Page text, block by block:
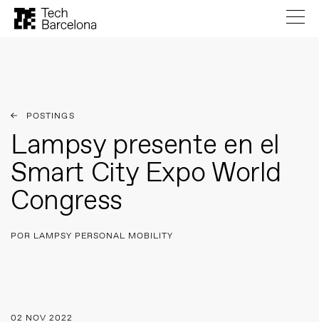
POSTINGS
Lampsy presente en el
Smart City Expo World
Congress
POR LAMPSY PERSONAL MOBILITY
02 NOV 2022